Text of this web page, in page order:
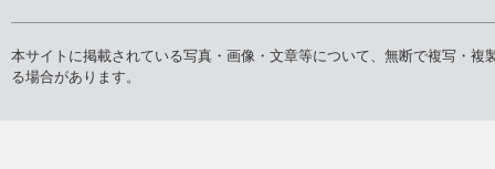
本サイトに掲載されている写真・画像・文章等について、無断で複写・
る場合があります。